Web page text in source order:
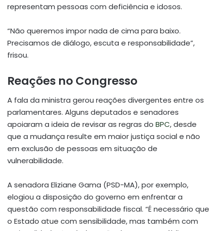
representam pessoas com deficiência e idosos.
“Não queremos impor nada de cima para baixo.
Precisamos de diálogo, escuta e responsabilidade”,
frisou.
Reações no Congresso
A fala da ministra gerou reações divergentes entre os
parlamentares. Alguns deputados e senadores
apoiaram a ideia de revisar as regras do BPC, desde
que a mudança resulte em maior justiça social e não
em exclusão de pessoas em situação de
vulnerabilidade.
A senadora Eliziane Gama (PSD-MA), por exemplo,
elogiou a disposição do governo em enfrentar a
questão com responsabilidade fiscal. “É necessário que
o Estado atue com sensibilidade, mas também com